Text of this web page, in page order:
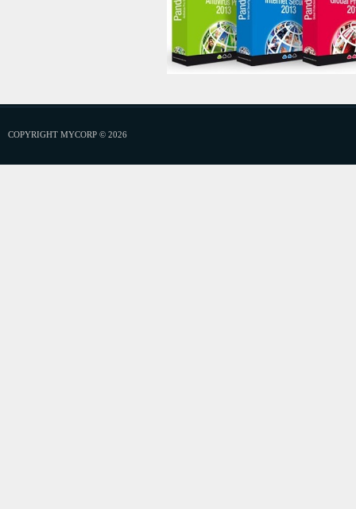
COPYRIGHT MYCORP © 2026